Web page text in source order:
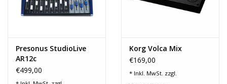
Presonus StudioLive
AR12c
€499,00
Korg Volca Mix
€169,00
* Inkl. MwSt. zzgl.